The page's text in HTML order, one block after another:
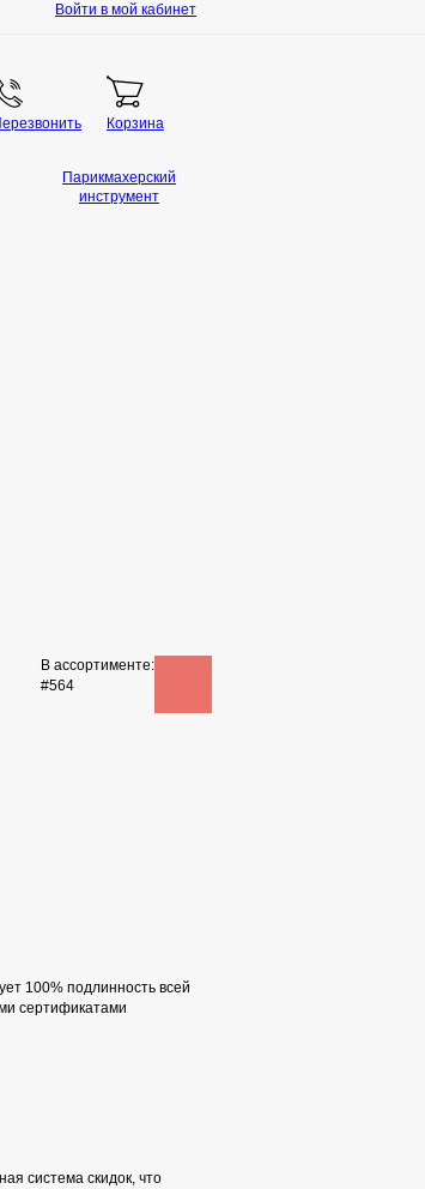
Войти в мой кабинет
Корзина
В ассортименте:
#564
100% подлинность всей
сертификатами
система скидок, что
Парикмахерский
инструмент